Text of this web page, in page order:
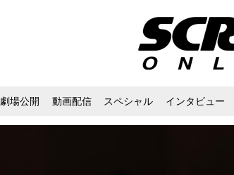
劇場公開 動画配信 スペシャル インタビュー